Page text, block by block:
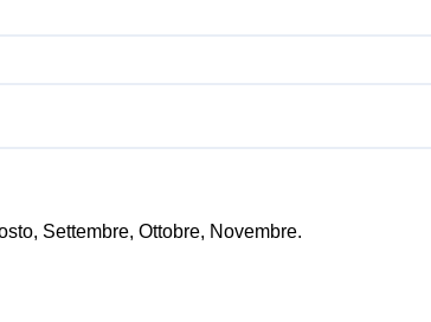
Settembre, Ottobre, Novembre.